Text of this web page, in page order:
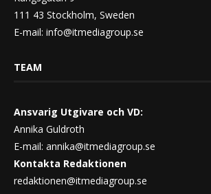
111 43 Stockholm, Sweden
E-mail: info@itmediagroup.se
TEAM
Ansvarig Utgivare och VD:
Annika Guldroth
E-mail: annika@itmediagroup.se
Kontakta Redaktionen
redaktionen@itmediagroup.se